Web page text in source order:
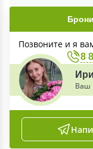
Позвоните и я
8
Ваш